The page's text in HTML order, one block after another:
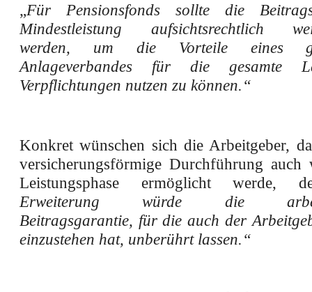
„Für Pensionsfonds sollte die
Mindestleistung aufsichtsrechtlich
werden, um die Vorteile eines
Anlageverbandes für die gesamte
Verpflichtungen nutzen zu können.“
Konkret wünschen sich die Arbeitgeber,
versicherungsförmige Durchführung auch
Leistungsphase ermöglicht werde,
Erweiterung würde die
Beitragsgarantie, für die auch der
einzustehen hat, unberührt lassen.“